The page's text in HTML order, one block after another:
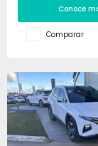
Conoce
Comparar